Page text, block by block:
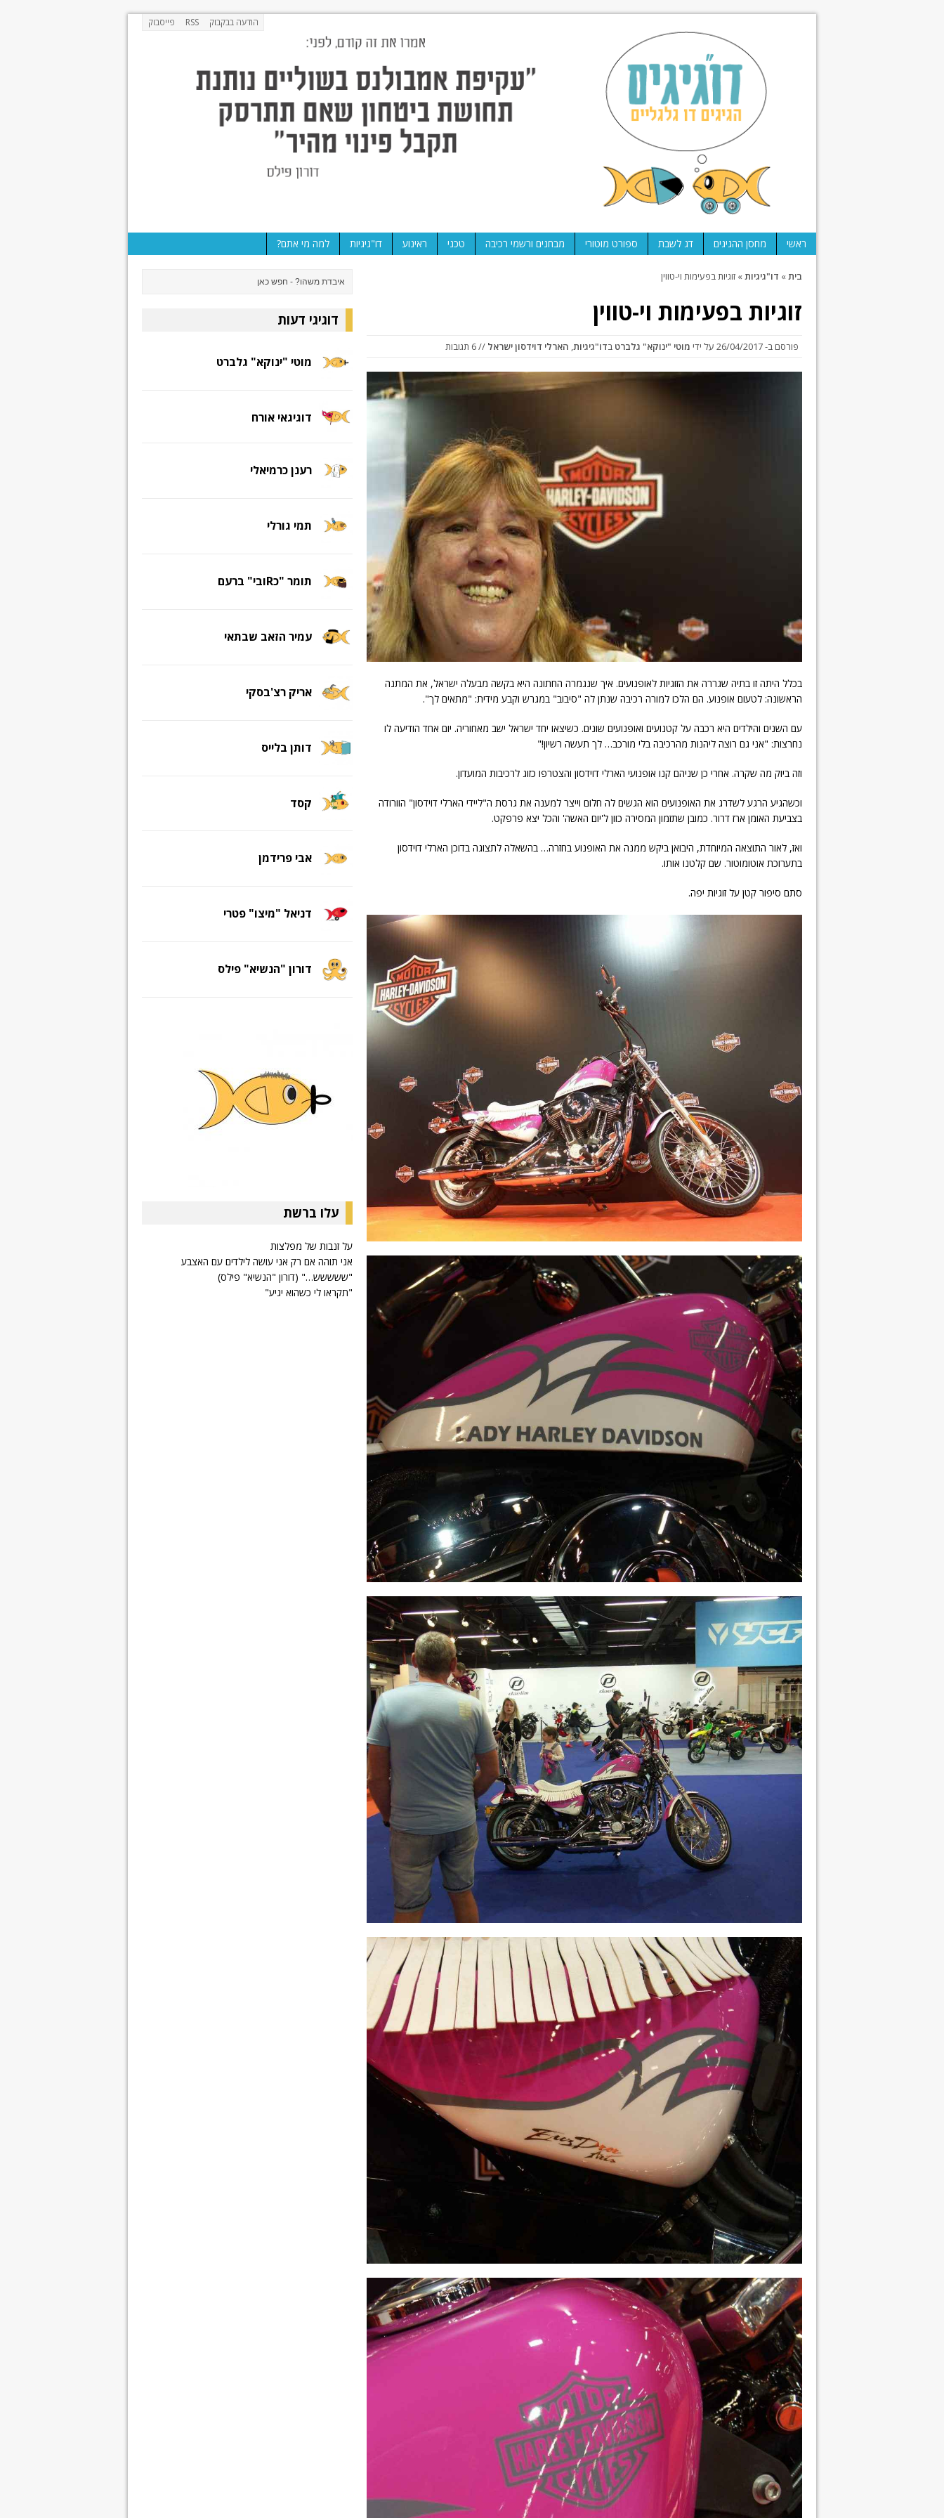
הודעה בבקבוק RSS פייסבוק
ראשי מחסן ההגיגים דג לשבת ספורט מוטורי מבחנים ורשמי רכיבה טכני ראינוע דו"גיגיות למה מי אתם?
בית» דו"גיגיות» זוגיות בפעימות וי-טווין
זוגיות בפעימות וי-טווין
פורסם ב-26/04/2017 על ידי מוטי "ינוקא" גלברט בדו"גיגיות, הארלי דוידסון ישראל // 6 תגובות
בכלל היתה זו בתיה שגררה את הזוגיות לאופנועים. איך שנגמרה החתונה היא בקשה מבעלה ישראל, את המתנה
הראשונה: לטעום אופנוע. הם הלכו למורה רכיבה שנתן לה "סיבוב" במגרש וקבע מידית: "מתאים לך".
עם השנים והילדים היא רכבה על קטנועים ואופנועים שונים. כשיצאו יחד ישראל ישב מאחוריה. יום אחד הודיעה לו
נחרצות: "אני גם רוצה ליהנות מהרכיבה בלי מורכב… לך תעשה רשיון!"
וזה ביוק מה שקרה. אחרי כן שניהם קנו אופנועי הארלי דוידסון והצטרפו כזוג לרכיבות המועדון.
וכשהגיע הרגע לשדרג את האופנועים הוא הגשים לה חלום וייצר למענה את גרסת ה"ליידי הארלי דוידסון" הוורודה
בצביעת האומן ארז דרור. כמובן שתזמון המסירה כוון ל'יום האשה' והכל יצא פרפקט.
ואז, לאור התוצאה המיוחדת, היבואן ביקש ממנה את האופנוע בחזרה… בהשאלה לתצוגה בדוכן הארלי דוידסון
בתערוכת אוטומוטור. שם קלטנו אותו.
סתם סיפור קטן על זוגיות יפה.
דוגיגי דעות
מוטי "ינוקא" גלברט
דוגיגאי אורח
רענן כרמיאלי
תמי גורלי
תומר "כRובי" ברעם
עמיר הזאב שבתאי
אריק רצ'בסקי
דותן בלייס
קסד
אבי פרידמן
דניאל "מיצו" פטרי
דורון "הנשיא" פילס
עלו ברשת
על זנבות של מפלצות
אני תוהה אם רק אני עושה לילדים עם האצבע
"ששששש…" (דורון "הנשיא" פילס)
"תקראו לי כשהוא יגיע"